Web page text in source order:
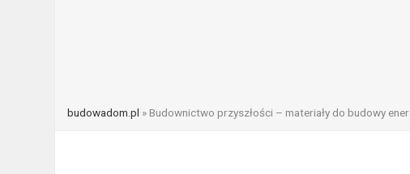
budowadom.pl » Budownictwo przyszłości – materiały do budowy